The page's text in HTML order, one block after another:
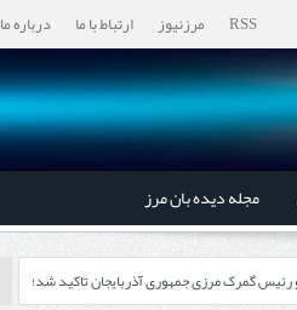
RSS مرزنیوز ارتباط با ما درباره ما
مجله دیده بان مرز
رئیس گمرک مرزی جمهوری آذربایجان تاکید شد؛